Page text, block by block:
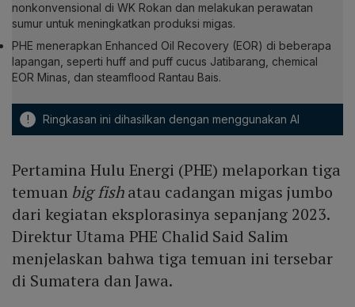
nonkonvensional di WK Rokan dan melakukan perawatan
sumur untuk meningkatkan produksi migas.
PHE menerapkan Enhanced Oil Recovery (EOR) di beberapa
lapangan, seperti huff and puff cucus Jatibarang, chemical
EOR Minas, dan steamflood Rantau Bais.
! Ringkasan ini dihasilkan dengan menggunakan AI
Pertamina Hulu Energi (PHE) melaporkan tiga
temuan big fishatau cadangan migas jumbo
dari kegiatan eksplorasinya sepanjang 2023.
Direktur Utama PHE Chalid Said Salim
menjelaskan bahwa tiga temuan ini tersebar
di Sumatera dan Jawa.